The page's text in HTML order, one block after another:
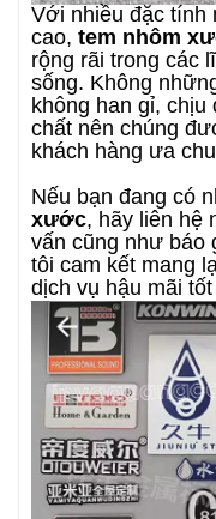
Với nhiều đặc tính
cao, tem nhôm
rộng rãi trong các
sống. Không
không han gỉ,
chất nên chúng
khách hàng ưa
Nếu bạn đang có
xước, hãy liên hệ
vấn cũng như báo
tôi cam kết mang
dịch vụ hậu mãi